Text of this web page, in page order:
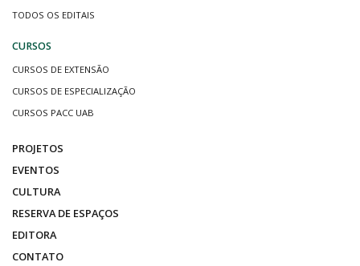
TODOS OS EDITAIS
CURSOS
CURSOS DE EXTENSÃO
CURSOS DE ESPECIALIZAÇÃO
CURSOS PACC UAB
PROJETOS
EVENTOS
CULTURA
RESERVA DE ESPAÇOS
EDITORA
CONTATO